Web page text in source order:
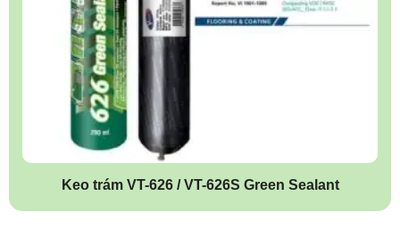
Keo trám VT-626 / VT-626S Green Sealant